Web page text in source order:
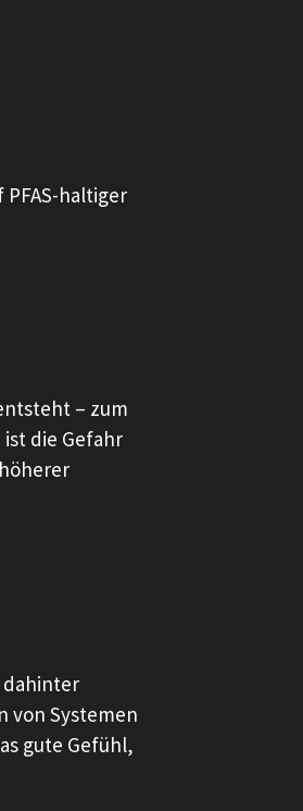
haltiger
– zum
die Gefahr
dahinter
von Systemen
gute Gefühl,